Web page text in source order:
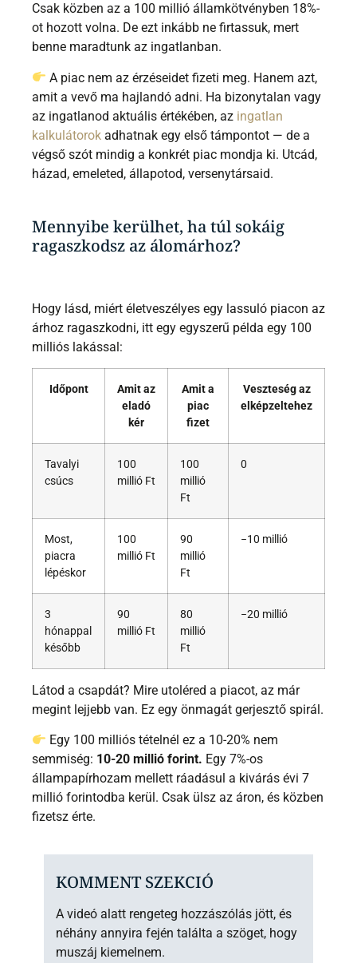
Csak közben az a 100 millió államkötvényben 18%-
ot hozott volna. De ezt inkább ne firtassuk, mert
benne maradtunk az ingatlanban.
A piac nem az érzéseidet fizeti meg. Hanem azt,
amit a vevő ma hajlandó adni. Ha bizonytalan vagy
az ingatlanod aktuális értékében, az ingatlan
kalkulátorok adhatnak egy első támpontot — de a
végső szót mindig a konkrét piac mondja ki. Utcád,
házad, emeleted, állapotod, versenytársaid.
Mennyibe kerülhet, ha túl sokáig
ragaszkodsz az álomárhoz?
Hogy lásd, miért életveszélyes egy lassuló piacon az
árhoz ragaszkodni, itt egy egyszerű példa egy 100
milliós lakással:
Időpont
Amit az
eladó
kér
Amit a
piac
fizet
Veszteség az
elképzeltehez
Tavalyi
csúcs
100
millió Ft
100
millió
Ft
0
Most,
piacra
lépéskor
100
millió Ft
90
millió
Ft
−10 millió
3
hónappal
később
90
millió Ft
80
millió
Ft
−20 millió
Látod a csapdát? Mire utoléred a piacot, az már
megint lejjebb van. Ez egy önmagát gerjesztő spirál.
Egy 100 milliós tételnél ez a 10-20% nem
semmiség: 10-20 millió forint. Egy 7%-os
állampapírhozam mellett ráadásul a kivárás évi 7
millió forintodba kerül. Csak ülsz az áron, és közben
fizetsz érte.
KOMMENT SZEKCIÓ
A videó alatt rengeteg hozzászólás jött, és
néhány annyira fején találta a szöget, hogy
muszáj kiemelnem.